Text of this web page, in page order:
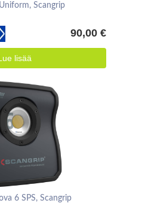
Scangrip
90,00 €
lisää
6 SPS, Scangrip